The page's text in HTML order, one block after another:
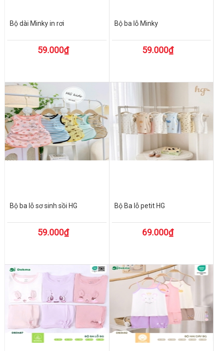
Bộ dài Minky in rơi
59.000₫
Bộ ba lỗ Minky
59.000₫
Bộ ba lỗ sơ sinh sồi HG
59.000₫
Bộ Ba lỗ petit HG
69.000₫